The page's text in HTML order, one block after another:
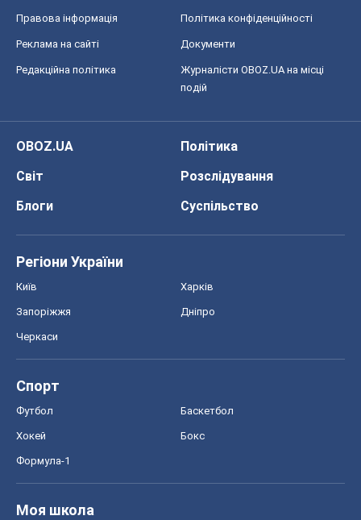
Правова інформація Політика конфіденційності
Реклама на сайті Документи
Редакційна політика
Журналісти OBOZ.UA на місці
подій
OBOZ.UA
Політика
Світ
Розслідування
Блоги
Суспільство
Регіони України
Київ Харків
Запоріжжя Дніпро
Черкаси
Спорт
Футбол Баскетбол
Хокей Бокс
Формула-1
Моя школа